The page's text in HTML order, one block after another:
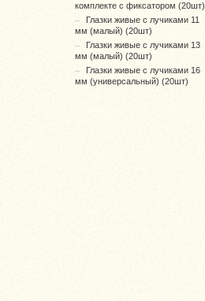
комплекте с фиксатором (20шт)
Глазки живые с лучиками 11
мм (малый) (20шт)
Глазки живые с лучиками 13
мм (малый) (20шт)
Глазки живые с лучиками 16
мм (универсальный) (20шт)